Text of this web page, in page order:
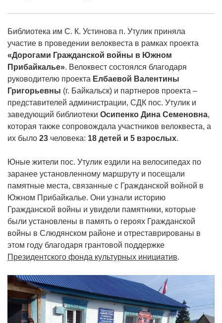
Библиотека им С. К. Устинова п. Утулик приняла
участие в проведении велоквеста в рамках проекта
«Дорогами Гражданской войны в Южном
Прибайкалье». Велоквест состоялся благодаря
руководителю проекта Елбаевой Валентины
Григорьевны (г. Байкальск) и партнеров проекта –
представителей администрации, СДК пос. Утулик и
заведующий библиотеки Осипенко Дина Семеновна,
которая также сопровождала участников велоквеста, а
их было 23 человека: 18 детей и 5 взрослых.
Юные жители пос. Утулик ездили на велосипедах по
заранее установленному маршруту и посещали
памятные места, связанные с Гражданской войной в
Южном Прибайкалье. Они узнали историю
Гражданской войны и увидели памятники, которые
были установлены в память о героях Гражданской
войны в Слюдянском районе и отреставрированы в
этом году благодаря грантовой поддержке
Президентского фонда культурных инициатив.